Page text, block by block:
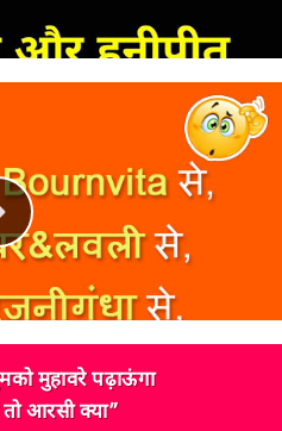
मुहावरे पढ़ाऊंगा
आरसी क्या”